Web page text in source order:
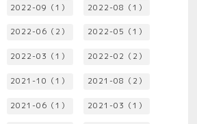
2022-09（1） 2022-08（1）
2022-06（2） 2022-05（1）
2022-03（1） 2022-02（2）
2021-10（1） 2021-08（2）
2021-06（1） 2021-03（1）